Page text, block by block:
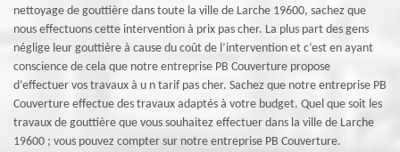
nettoyage de gouttière dans toute la ville de Larche 19600, sachez que
nous effectuons cette intervention à prix pas cher. La plus part des gens
néglige leur gouttière à cause du coût de l’intervention et c’est en ayant
conscience de cela que notre entreprise PB Couverture propose
d’effectuer vos travaux à u n tarif pas cher. Sachez que notre entreprise PB
Couverture effectue des travaux adaptés à votre budget. Quel que soit les
travaux de gouttière que vous souhaitez effectuer dans la ville de Larche
19600 ; vous pouvez compter sur notre entreprise PB Couverture.